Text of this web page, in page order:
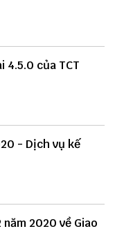
4.5.0 của TCT
- Dịch vụ kế
2020 về Giao